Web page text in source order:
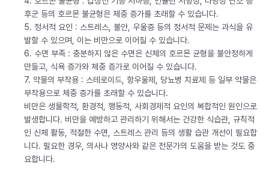
후군 등의 호르몬 불균형은 체중 증가를 초래할 수 있습니다.
5. 정서적 요인 : 스트레스, 불안, 우울증 등의 정서적 문제는 과식을 유
발할 수 있으며, 이는 비만으로 이어질 수 있습니다.
6. 수면 부족 : 충분하지 않은 수면은 신체의 호르몬 균형을 불안정하게
만들고, 식욕 증가와 체중 증가로 이어질 수 있습니다.
7. 약물의 부작용 : 스테로이드, 항우울제, 당뇨병 치료제 등 일부 약물은
부작용으로 체중 증가를 초래할 수 있습니다.
비만은 생물학적, 환경적, 행동적, 사회경제적 요인의 복합적인 원인으로
발생합니다. 비만을 예방하고 관리하기 위해서는 건강한 식습관, 규칙적
인 신체 활동, 적절한 수면, 스트레스 관리 등의 생활 습관 개선이 필요합
니다. 필요한 경우, 의사나 영양사와 같은 전문가의 도움을 받는 것도 중
요합니다.